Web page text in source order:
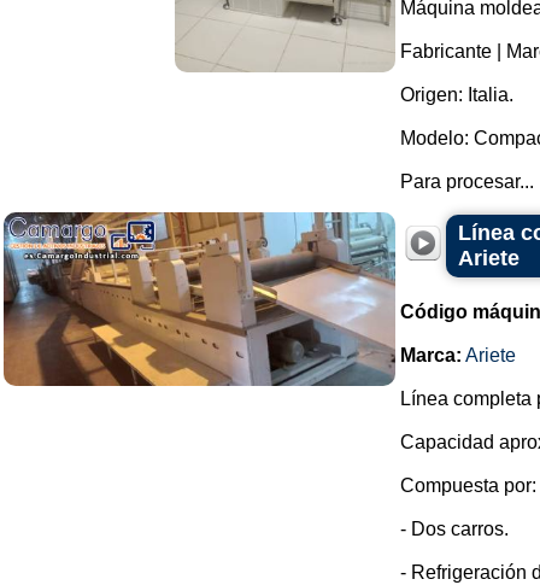
Máquina
Fabricante |
Origen: Italia.
Modelo:
Para procesar...
Línea
Ariete
Código
Marca: Ariete
Línea completa
Capacidad
Compuesta por:
- Dos carros.
- Refrigeración